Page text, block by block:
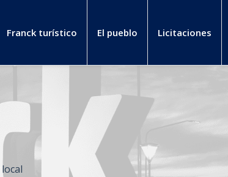
Franck turístico El pueblo Licitaciones